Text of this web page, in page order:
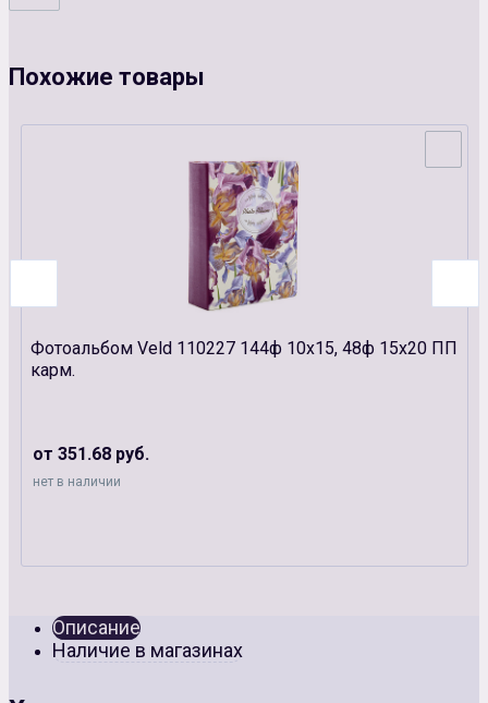
Похожие товары
Фотоальбом Veld 110227 144ф 10х15, 48ф 15х20 ПП
карм.
от 351.68 руб.
нет в наличии
Описание
Наличие в магазинах